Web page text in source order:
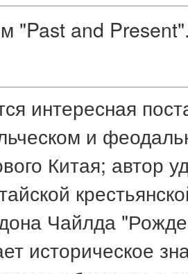
"Past and
интересная
и
Китая; автор
Чайлда
историческое